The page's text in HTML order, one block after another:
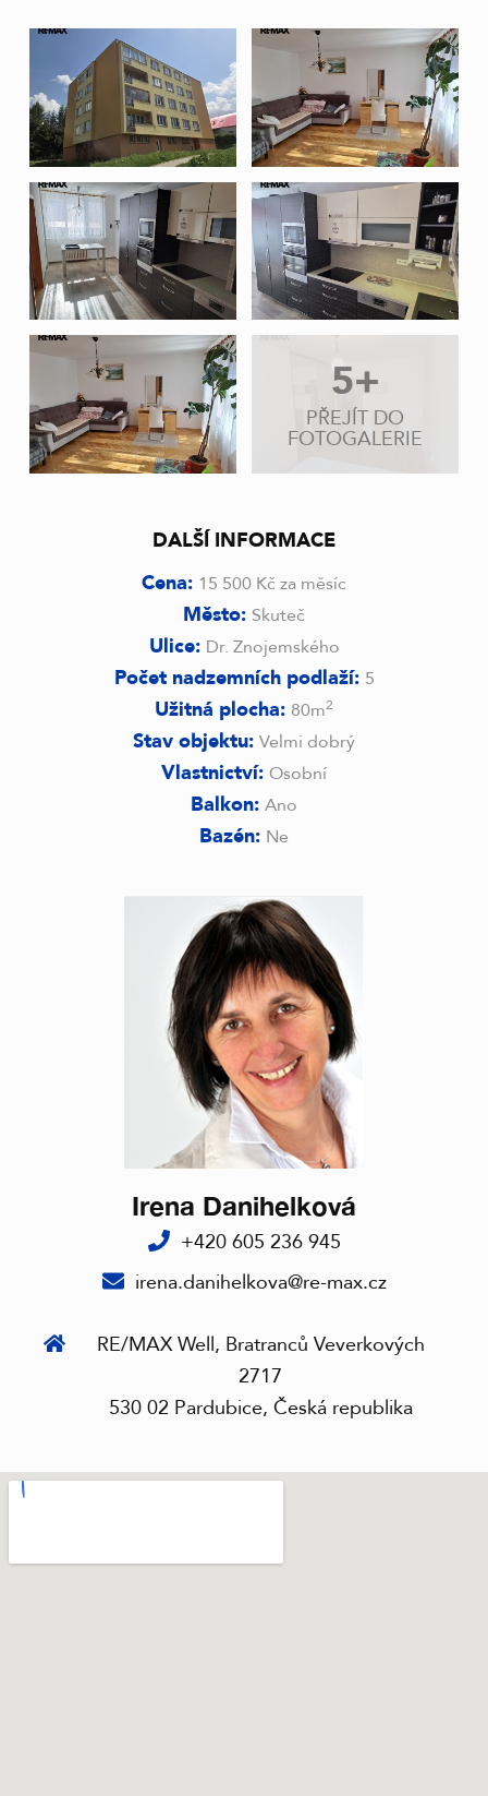
5+
PŘEJÍT DO
FOTOGALERIE
Irena Danihelková
+420 605 236 945
irena.danihelkova@re-max.cz
RE/MAX Well, Bratranců Veverkových
2717
530 02 Pardubice, Česká republika
DALŠÍ INFORMACE
Cena: 15 500 Kč za měsíc
Město: Skuteč
Ulice: Dr. Znojemského
Počet nadzemních podlaží: 5
Užitná plocha: 80m2
Stav objektu: Velmi dobrý
Vlastnictví: Osobní
Balkon: Ano
Bazén: Ne